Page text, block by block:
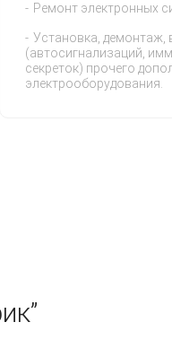
Ремонт электронных
Установка, демонтаж,
(автосигнализаций,
секреток) прочего
электрооборудования.